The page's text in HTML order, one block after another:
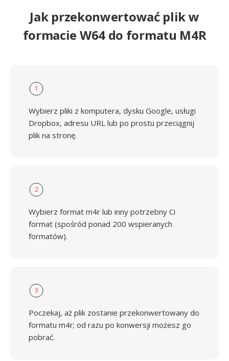
Jak przekonwertować plik w
formacie W64 do formatu M4R
1
Wybierz pliki z komputera, dysku Google, usługi
Dropbox, adresu URL lub po prostu przeciągnij
plik na stronę.
2
Wybierz format m4r lub inny potrzebny Ci
format (spośród ponad 200 wspieranych
formatów).
3
Poczekaj, aż plik zostanie przekonwertowany do
formatu m4r; od razu po konwersji możesz go
pobrać.